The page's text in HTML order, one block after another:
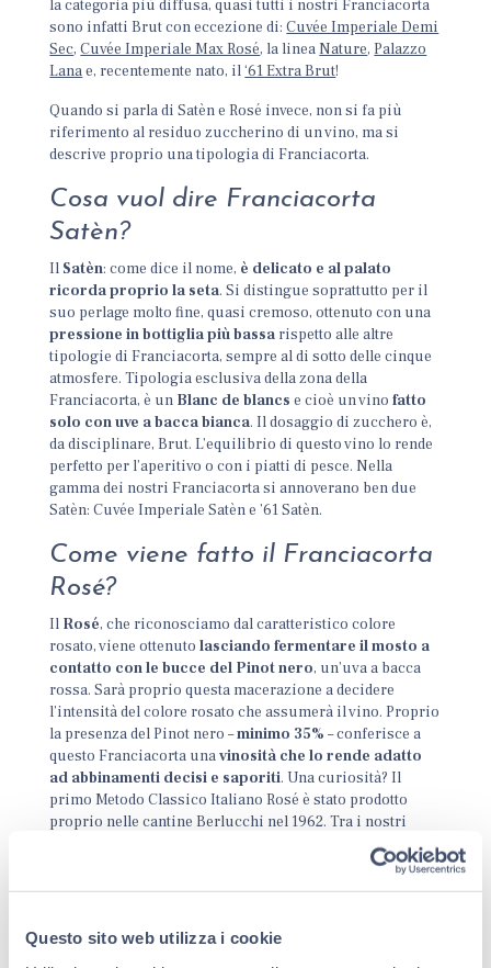
Questo sito web utilizza i cookie
la categoria più diffusa, quasi tutti i nostri Franciacorta
sono infatti Brut con eccezione di:Cuvée Imperiale Demi
Sec,Cuvée Imperiale Max Rosé, la lineaNature,Palazzo
Lanae, recentemente nato, il‘61 Extra Brut!
Quando si parla di Satèn e Rosé invece, non si fa più
riferimento al residuo zuccherino di un vino, ma si
descrive proprio una tipologia di Franciacorta.
Cosa vuol dire Franciacorta
Satèn?
Il Satèn: come dice il nome, è delicato e al palato
ricorda proprio la seta. Si distingue soprattutto per il
suo perlage molto fine, quasi cremoso, ottenuto con una
pressione in bottiglia più bassa rispetto alle altre
tipologie di Franciacorta, sempre al di sotto delle cinque
atmosfere. Tipologia esclusiva della zona della
Franciacorta, è un Blanc de blancs e cioè un vinofatto
solo con uve a bacca bianca. Il dosaggio di zucchero è,
da disciplinare, Brut. L’equilibrio di questo vino lo rende
perfetto per l’aperitivo o con i piatti di pesce. Nella
gamma dei nostri Franciacorta si annoverano ben due
Satèn: Cuvée Imperiale Satèn e ’61 Satèn.
Come viene fatto il Franciacorta
Rosé?
Il Rosé, che riconosciamo dal caratteristico colore
rosato, viene ottenutolasciando fermentare il mosto a
contatto con le bucce del Pinot nero, un’uva a bacca
rossa. Sarà proprio questa macerazione a decidere
l’intensità del colore rosato che assumerà il vino. Proprio
la presenza del Pinot nero –minimo 35% – conferisce a
questo Franciacorta unavinosità che lo rende adatto
ad abbinamenti decisi e saporiti. Una curiosità? Il
primo Metodo Classico Italiano Rosé è stato prodotto
proprio nelle cantine Berlucchi nel 1962. Tra i nostri
Rosé annoveriamo: Cuvée Imperiale Max Rosé, ’61 Rosé,
definisce il dosaggio di zucchero all’interno di uno
spumante e quindi può essere abbinato anche ad una